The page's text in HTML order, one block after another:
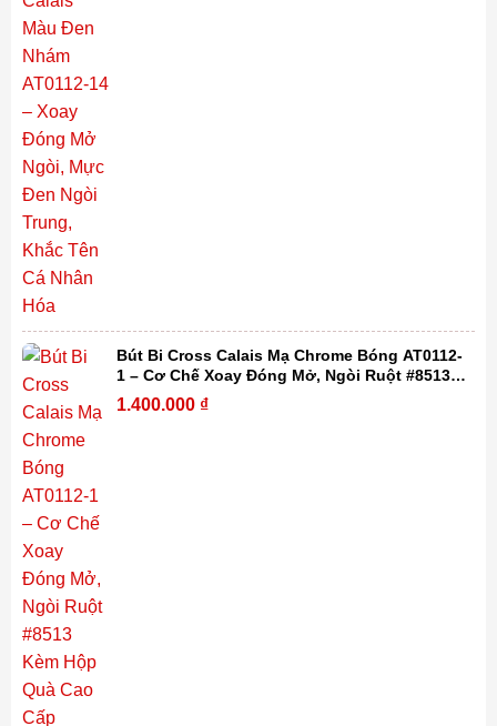
Bút Bi Cross Calais Mạ Chrome Bóng AT0112-
1 – Cơ Chế Xoay Đóng Mở, Ngòi Ruột #8513
Kèm Hộp Quà Cao Cấp
1.400.000 ₫